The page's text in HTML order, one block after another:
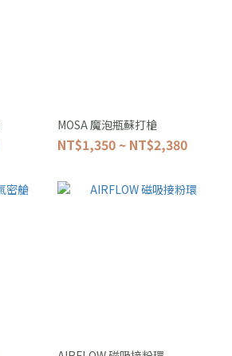
MOSA 魔泡瓶蘇打槍
NT$1,350 ~ NT$2,380